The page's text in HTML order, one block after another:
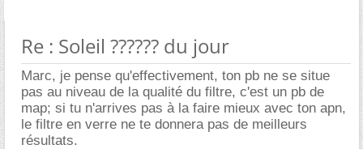
Re : Soleil ?????? du jour
Marc, je pense qu'effectivement, ton pb ne se situe
pas au niveau de la qualité du filtre, c'est un pb de
map; si tu n'arrives pas à la faire mieux avec ton apn,
le filtre en verre ne te donnera pas de meilleurs
résultats.